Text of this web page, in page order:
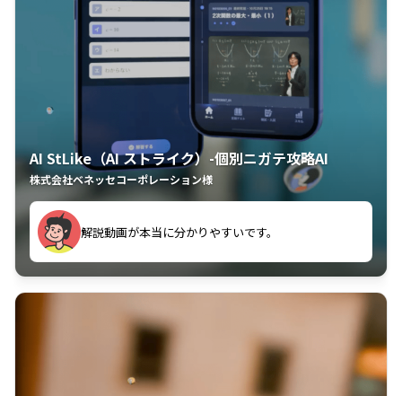
AI StLike（AI ストライク）-個別ニガテ攻略AI
株式会社ベネッセコーポレーション様
古文漢文を主に使わせていただいているが、復習する
のに非常に役立っている。
解説動画が本当に分かりやすいです。